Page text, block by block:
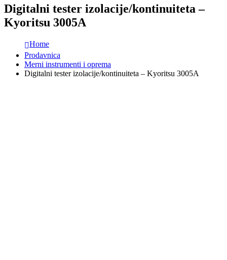
Digitalni tester izolacije/kontinuiteta –
Kyoritsu 3005A
Home
Prodavnica
Merni instrumenti i oprema
Digitalni tester izolacije/kontinuiteta – Kyoritsu 3005A